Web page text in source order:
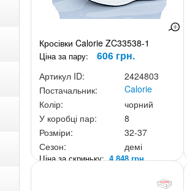
Кросівки Calorie ZC33538-1
Ціна за пару: 606 грн.
Артикул ID:
2424803
Постачальник:
Calorie
Колір:
чорний
У коробці пар:
8
Розміри:
32-37
Сезон:
демі
Ціна за скриньку:4 848 грн.